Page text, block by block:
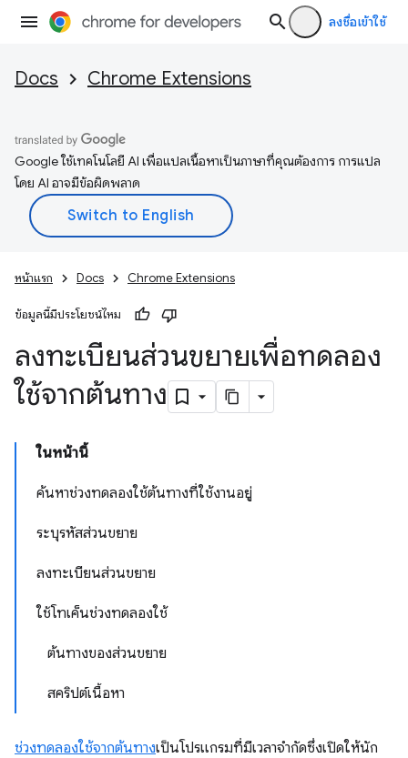
ลงชื่อเข้าใช้
Docs Chrome Extensions
Google ใช้เทคโนโลยี AI เพื่อแปลเนื้อหาเป็นภาษาที่คุณต้องการ การแปล
โดย AI อาจมีข้อผิดพลาด
หน้าแรก Docs Chrome Extensions
ข้อมูลนี้มีประโยชน์ไหม
ลงทะเบียนส่วนขยายเพื่อทดลอง
ใช้จากต้นทาง
ในหน้านี้
ค้นหาช่วงทดลองใช้ต้นทางที่ใช้งานอยู่
ระบุรหัสส่วนขยาย
ลงทะเบียนส่วนขยาย
ใช้โทเค็นช่วงทดลองใช้
ต้นทางของส่วนขยาย
สคริปต์เนื้อหา
ช่วงทดลองใช้จากต้นทางเป็นโปรแกรมที่มีเวลาจำกัดซึ่งเปิดให้นัก